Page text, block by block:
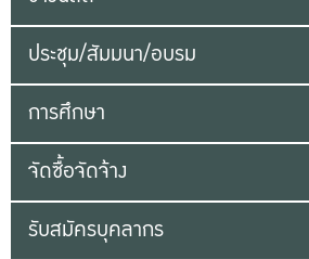
ประชุม/สัมมนา/อบรม
การศึกษา
จัดซื้อจัดจ้าง
รับสมัครบุคลากร